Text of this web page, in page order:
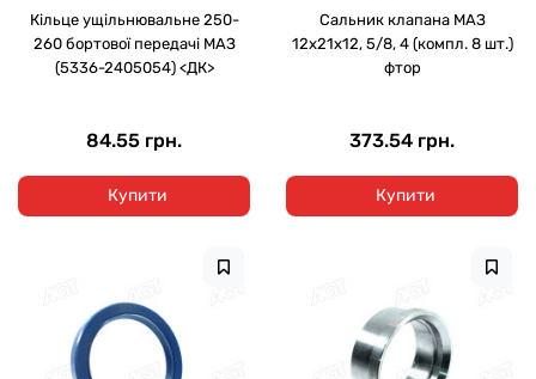
Кільце ущільнювальне 250-
260 бортової передачі МАЗ
(5336-2405054) <ДК>
84.55 грн.
Купити
Сальник клапана МАЗ
12х21х12, 5/8, 4 (компл. 8 шт.)
фтор
373.54 грн.
Купити